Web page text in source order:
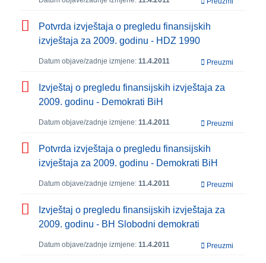
Potvrda izvještaja o pregledu finansijskih
izvještaja za 2009. godinu - HDZ 1990
Datum objave/zadnje izmjene: 11.4.2011 Preuzmi
Izvještaj o pregledu finansijskih izvještaja za
2009. godinu - Demokrati BiH
Datum objave/zadnje izmjene: 11.4.2011 Preuzmi
Potvrda izvještaja o pregledu finansijskih
izvještaja za 2009. godinu - Demokrati BiH
Datum objave/zadnje izmjene: 11.4.2011 Preuzmi
Izvještaj o pregledu finansijskih izvještaja za
2009. godinu - BH Slobodni demokrati
Datum objave/zadnje izmjene: 11.4.2011 Preuzmi